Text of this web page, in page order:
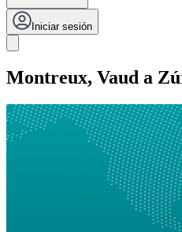
Iniciar sesión
Montreux, Vaud a